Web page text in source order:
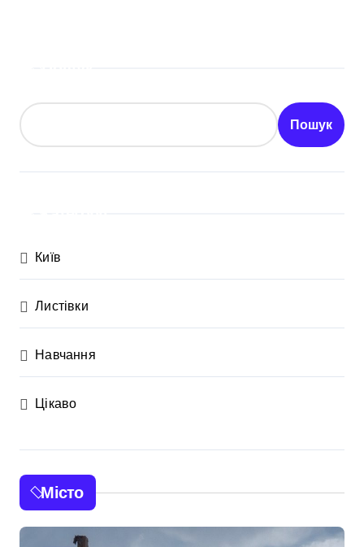
Пошук
Київ
Листівки
Навчання
Цікаво
Місто